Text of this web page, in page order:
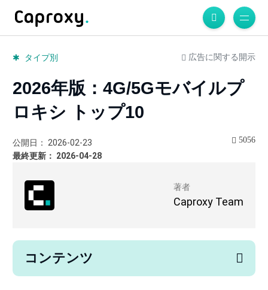
タイプ別 広告に関する開示
2026年版：4G/5Gモバイルプ
ロキシ トップ10
著者
Caproxy Team
公開日： 2026-02-23
最終更新： 2026-04-28
5056
コンテンツ